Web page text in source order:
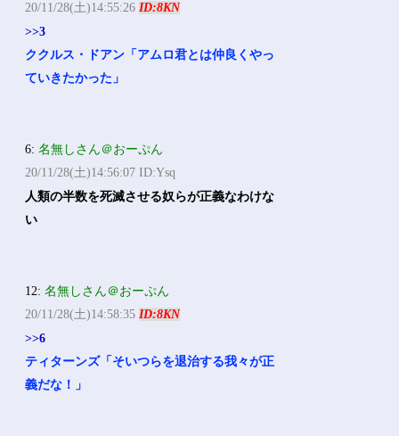
20/11/28(土)14:55:26ID:8KN
>>3
ククルス・ドアン「アムロ君とは仲良くやっ
ていきたかった」
6:名無しさん＠おーぷん
20/11/28(土)14:56:07 ID:Ysq
人類の半数を死滅させる奴らが正義なわけな
い
12:名無しさん＠おーぷん
20/11/28(土)14:58:35ID:8KN
>>6
ティターンズ「そいつらを退治する我々が正
義だな！」